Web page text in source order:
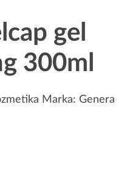
gel
300ml
Marka: Genera